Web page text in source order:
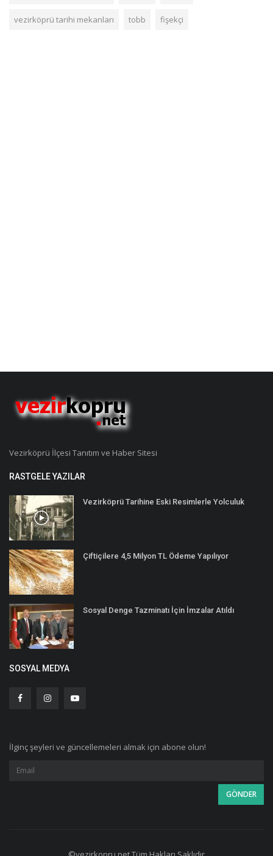
vezirköprü tarihi mekanları tobb fişekçi
Vezirköprü İlçesi Tanıtım ve Haber Sitesi
RASTGELE YAZILAR
Vezirköprü Tarihine Eski Resimlerle Yolculuk
Çiftiçilere 4,5 Milyon TL Ödeme Yapılıyor
Sosyal Denge Tazminatı İçin İmzalar Atıldı
SOSYAL MEDYA
İlginç şeyleri ve güncellemeleri almak için abone olun!